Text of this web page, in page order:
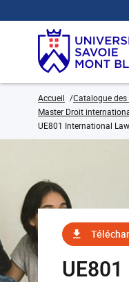
Accueil Catalogue
Master Droit
UE801 International
UE801